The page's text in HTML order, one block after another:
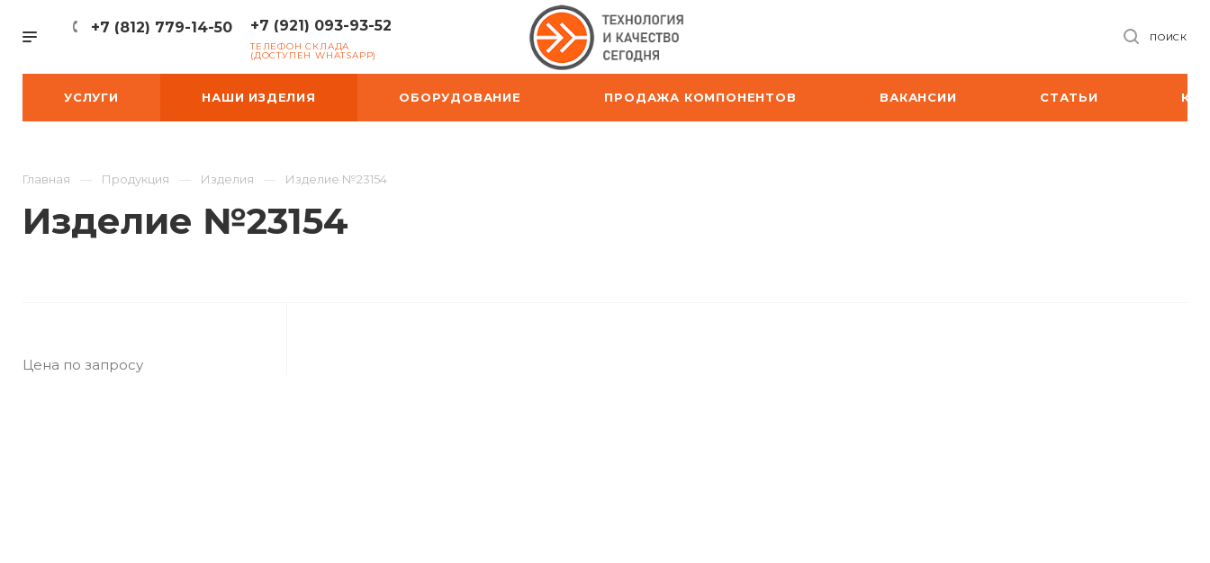
+7 (812) 779-14-50 +7 (921) 093-93-52
ТЕЛЕФОН СКЛАДА
(ДОСТУПЕН WHATSAPP)
ПОИСК
УСЛУГИ НАШИ ИЗДЕЛИЯ ОБОРУДОВАНИЕ ПРОДАЖА КОМПОНЕНТОВ ВАКАНСИИ СТАТЬИ
Главная Продукция Изделия Изделие №23154
Изделие №23154
Цена по запросу